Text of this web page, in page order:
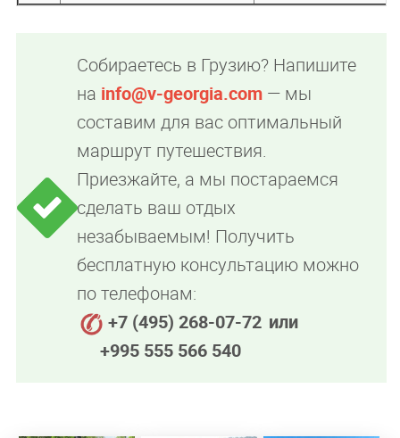
Собираетесь в Грузию? Напишите
на info@v-georgia.com— мы
составим для вас оптимальный
маршрут путешествия.
Приезжайте, а мы постараемся
сделать ваш отдых
незабываемым! Получить
бесплатную консультацию можно
по телефонам:
+7 (495) 268-07-72 или
+995 555 566 540